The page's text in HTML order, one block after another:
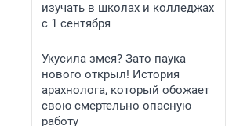
изучать в школах и колледжах
с 1 сентября
Укусила змея? Зато паука
нового открыл! История
арахнолога, который обожает
свою смертельно опасную
работу